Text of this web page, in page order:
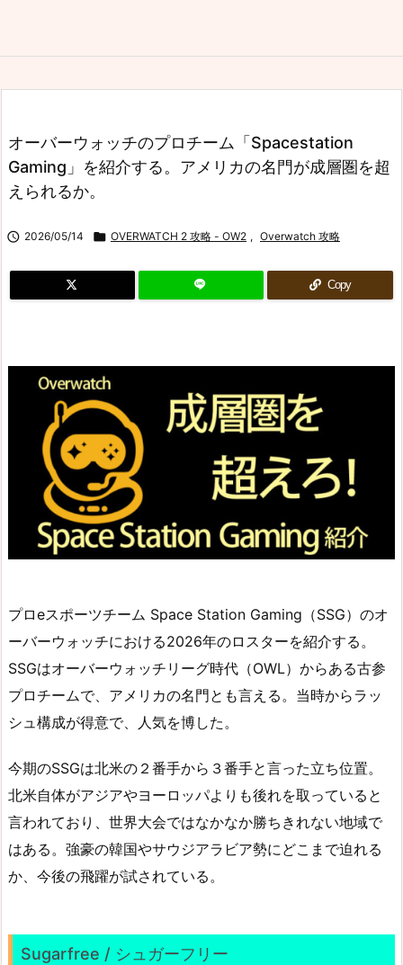
オーバーウォッチのプロチーム「Spacestation
Gaming」を紹介する。アメリカの名門が成層圏を超
えられるか。
 2026/05/14  OVERWATCH 2 攻略 - OW2 , Overwatch 攻略
Copy
プロeスポーツチーム Space Station Gaming（SSG）のオ
ーバーウォッチにおける2026年のロスターを紹介する。
SSGはオーバーウォッチリーグ時代（OWL）からある古参
プロチームで、アメリカの名門とも言える。当時からラッ
シュ構成が得意で、人気を博した。
今期のSSGは北米の２番手から３番手と言った立ち位置。
北米自体がアジアやヨーロッパよりも後れを取っていると
言われており、世界大会ではなかなか勝ちきれない地域で
はある。強豪の韓国やサウジアラビア勢にどこまで迫れる
か、今後の飛躍が試されている。
Sugarfree / シュガーフリー